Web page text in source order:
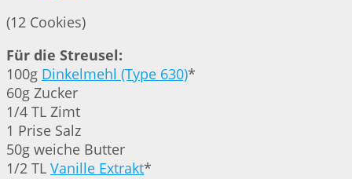
(12 Cookies)
Für die Streusel:
100g Dinkelmehl (Type 630)*
60g Zucker
1/4 TL Zimt
1 Prise Salz
50g weiche Butter
1/2 TL Vanille Extrakt*